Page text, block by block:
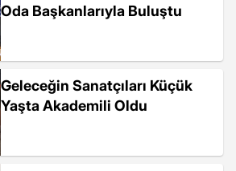
Oda Başkanlarıyla Buluştu
Geleceğin Sanatçıları Küçük
Yaşta Akademili Oldu